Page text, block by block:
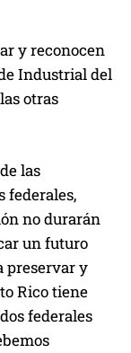
y reconocen
Industrial del
otras
las
federales,
no durarán
un futuro
preservar y
Rico tiene
federales